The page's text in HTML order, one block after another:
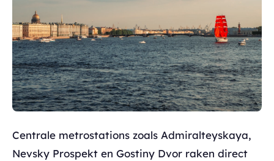
Centrale metrostations zoals Admiralteyskaya,
Nevsky Prospekt en Gostiny Dvor raken direct